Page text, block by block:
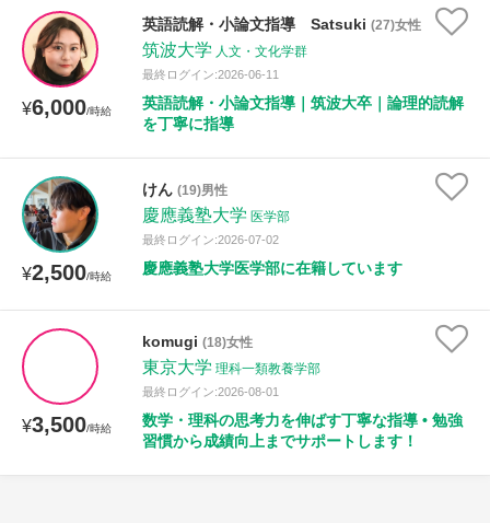
¥6,000/時給
英語読解・小論文指導 Satsuki (27)女性
筑波大学 人文・文化学群
最終ログイン:2026-06-11
英語読解・小論文指導｜筑波大卒｜論理的読解
を丁寧に指導
¥2,500/時給
けん (19)男性
慶應義塾大学 医学部
最終ログイン:2026-07-02
慶應義塾大学医学部に在籍しています
¥3,500/時給
komugi (18)女性
東京大学 理科一類教養学部
最終ログイン:2026-08-01
数学・理科の思考力を伸ばす丁寧な指導 • 勉強
習慣から成績向上までサポートします！